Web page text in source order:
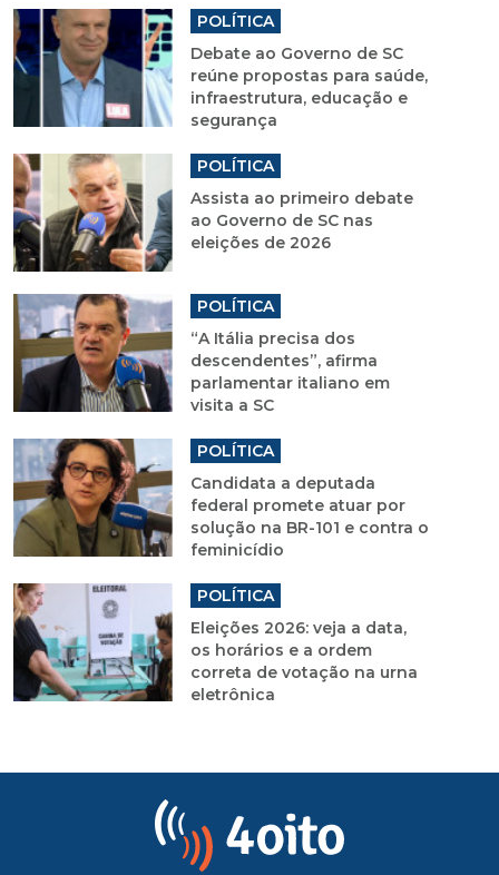
POLÍTICA
Debate ao Governo de SC
reúne propostas para saúde,
infraestrutura, educação e
segurança
POLÍTICA
Assista ao primeiro debate
ao Governo de SC nas
eleições de 2026
POLÍTICA
“A Itália precisa dos
descendentes”, afirma
parlamentar italiano em
visita a SC
POLÍTICA
Candidata a deputada
federal promete atuar por
solução na BR-101 e contra o
feminicídio
POLÍTICA
Eleições 2026: veja a data,
os horários e a ordem
correta de votação na urna
eletrônica